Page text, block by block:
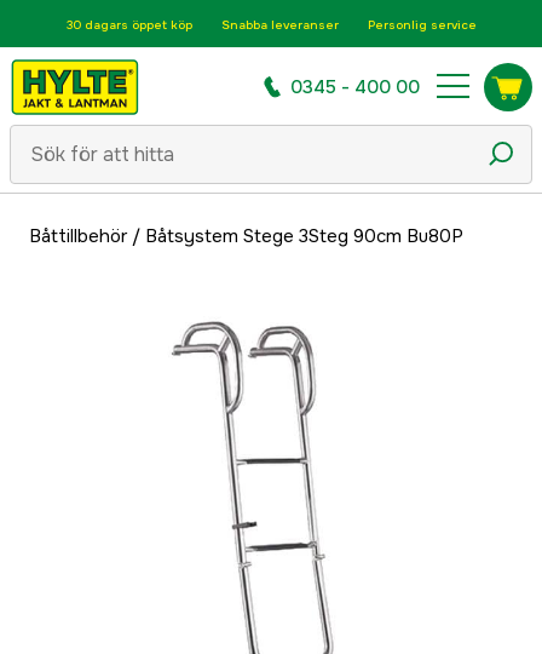
30 dagars öppet köp Snabba leveranser Personlig service
0345 - 400 00
Båttillbehör/ Båtsystem Stege 3Steg 90cm Bu80P